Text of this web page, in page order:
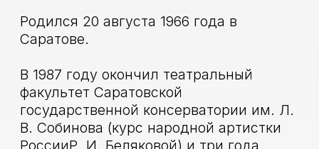
работами, писали о его «высокой
театральной культуре», о
«многогранности художественных
за премьерой «Цирюльника», на
Пензенском телеэкране появилась
авторская программа «Клуб Фигаро», в
которой Казаков знакомит зрителя с
выдающимися людьми — самыми
разными по роду деятельности.